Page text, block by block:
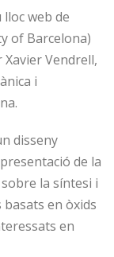
web de
of Barcelona)
Vendrell,
i
disseny
de la
la síntesi i
en òxids
en